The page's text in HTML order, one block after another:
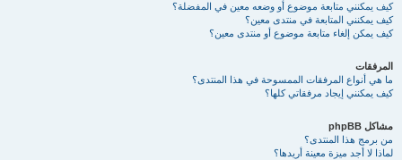
كيف يمكنني متابعة موضوع أو وضعه معين في المفضلة؟
كيف يمكنني المتابعة في منتدى معين؟
كيف يمكن إلغاء متابعة موضوع أو منتدى معين؟
المرفقات
ما هي أنواع المرفقات الممسوحة في هذا المنتدى؟
كيف يمكنني إيجاد مرفقاتي كلها؟
مشاكل phpBB
من برمج هذا المنتدى؟
لماذا لا أجد ميزة معينة أريدها؟